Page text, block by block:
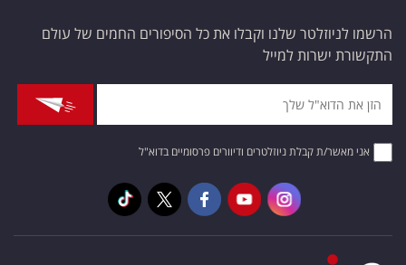
הרשמו לניוזלטר שלנו וקבלו את כל הסיפורים החמים של עולם
התקשורת ישרות למייל
אני מאשר/ת קבלת ניוזלטרים ודיוורים פרסומיים בדוא"ל